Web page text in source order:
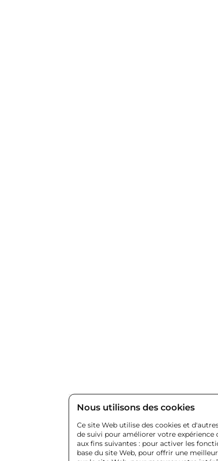
Nous utilisons des cookies
Ce site Web utilise des cookies et
de suivi pour améliorer votre expérience
aux fins suivantes : pour activer les
base du site Web, pour offrir une